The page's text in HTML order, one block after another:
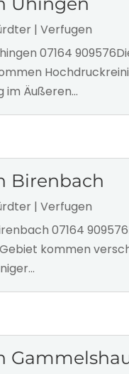
|Verfugen
07164
im Äußeren...
Birenbach
|Verfugen
07164
kommen